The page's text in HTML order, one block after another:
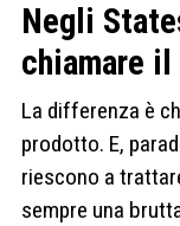
Negli
chiamare
La differenza è
prodotto. E,
riescono a
sempre una